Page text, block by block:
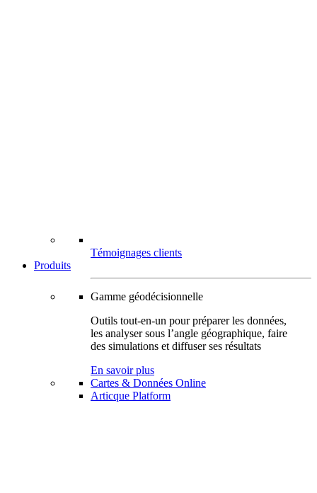
Témoignages clients
Produits
Gamme géodécisionnelle
Outils tout-en-un pour préparer les données,
les analyser sous l’angle géographique, faire
des simulations et diffuser ses résultats
En savoir plus
Cartes & Données Online
Articque Platform